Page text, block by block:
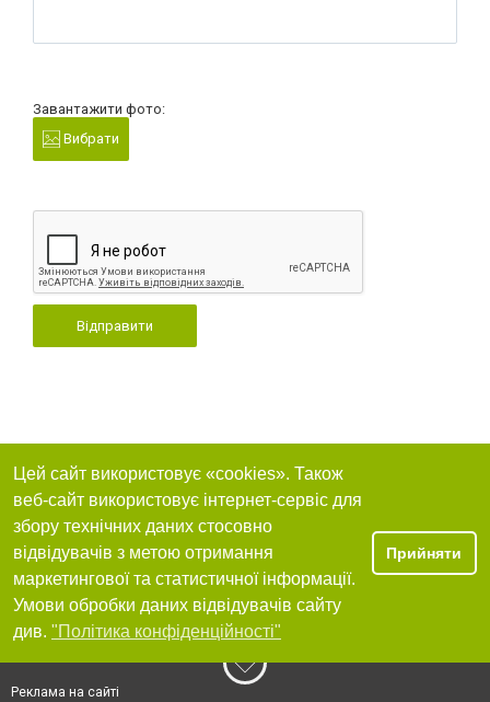
Завантажити фото:
Вибрати
Відправити
Цей сайт використовує «cookies». Також
веб-сайт використовує інтернет-сервіс для
збору технічних даних стосовно
відвідувачів з метою отримання
маркетингової та статистичної інформації.
Умови обробки даних відвідувачів сайту
див. "Політика конфіденційності"
Прийняти
Реклама на сайті